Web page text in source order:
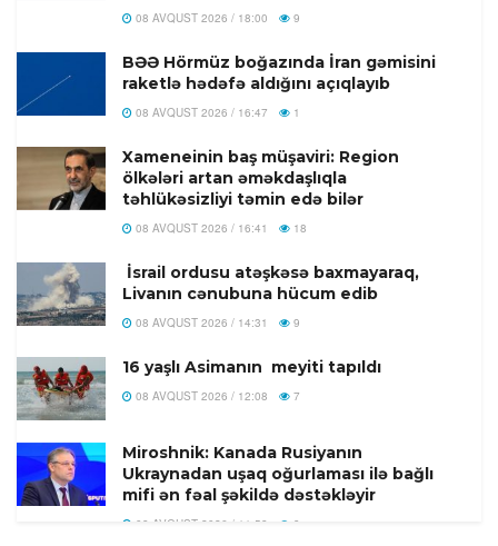
08 AVQUST 2026 / 18:00 9
BƏƏ Hörmüz boğazında İran gəmisini
raketlə hədəfə aldığını açıqlayıb
08 AVQUST 2026 / 16:47 1
Xameneinin baş müşaviri: Region
ölkələri artan əməkdaşlıqla
təhlükəsizliyi təmin edə bilər
08 AVQUST 2026 / 16:41 18
İsrail ordusu atəşkəsə baxmayaraq,
Livanın cənubuna hücum edib
08 AVQUST 2026 / 14:31 9
16 yaşlı Asimanın meyiti tapıldı
08 AVQUST 2026 / 12:08 7
Miroshnik: Kanada Rusiyanın
Ukraynadan uşaq oğurlaması ilə bağlı
mifi ən fəal şəkildə dəstəkləyir
08 AVQUST 2026 / 11:58 9